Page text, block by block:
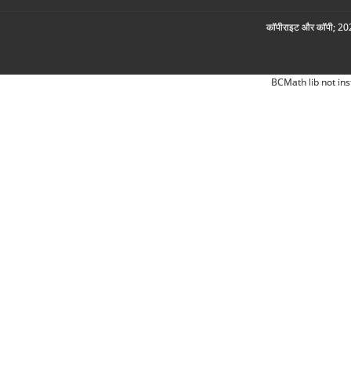
कॉपीराइट और कॉपी;
BCMath lib not